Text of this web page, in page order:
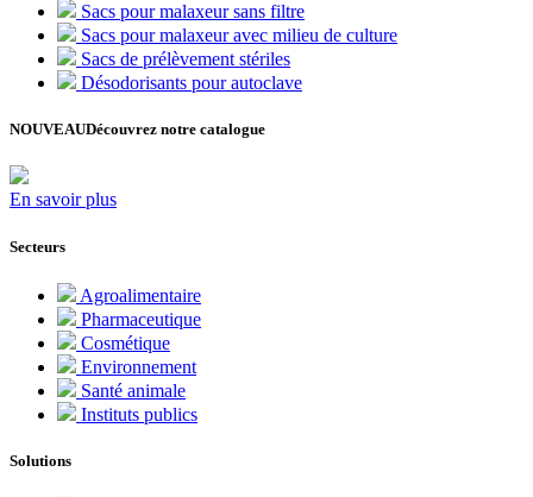
Sacs pour malaxeur sans filtre
Sacs pour malaxeur avec milieu de culture
Sacs de prélèvement stériles
Désodorisants pour autoclave
NOUVEAUDécouvrez notre catalogue
En savoir plus
Secteurs
Agroalimentaire
Pharmaceutique
Cosmétique
Environnement
Santé animale
Instituts publics
Solutions